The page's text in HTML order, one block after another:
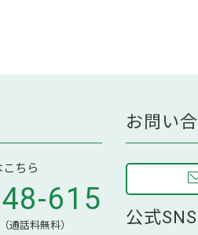
ちら
615
通話料無料）
お問い
公式SNS